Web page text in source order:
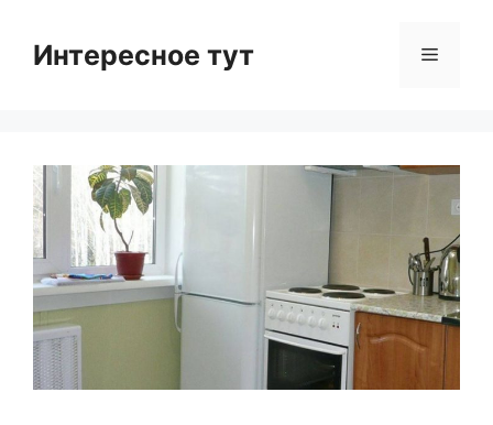
contentИнтересное тут Menu